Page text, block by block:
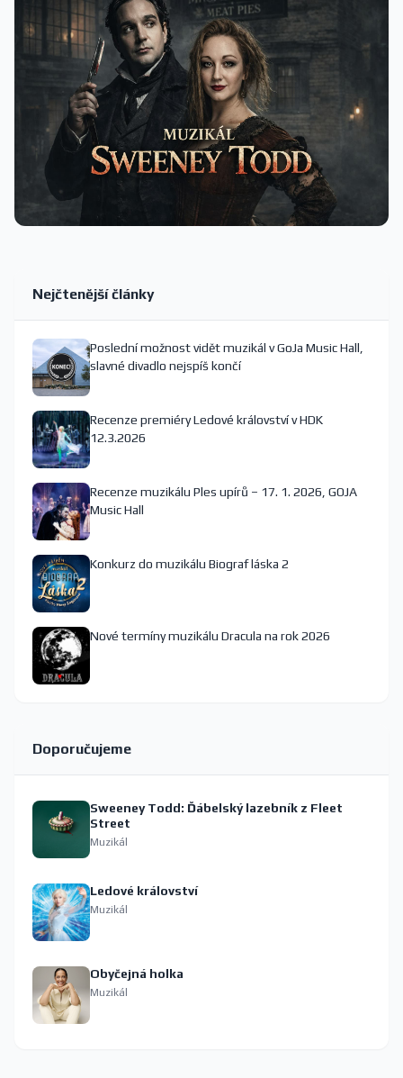
Nejčtenější články
Poslední možnost vidět muzikál v GoJa Music Hall,
slavné divadlo nejspíš končí
Recenze premiéry Ledové království v HDK
12.3.2026
Recenze muzikálu Ples upírů – 17. 1. 2026, GOJA
Music Hall
Konkurz do muzikálu Biograf láska 2
Nové termíny muzikálu Dracula na rok 2026
Doporučujeme
Sweeney Todd: Ďábelský lazebník z Fleet
Street
Muzikál
Ledové království
Muzikál
Obyčejná holka
Muzikál